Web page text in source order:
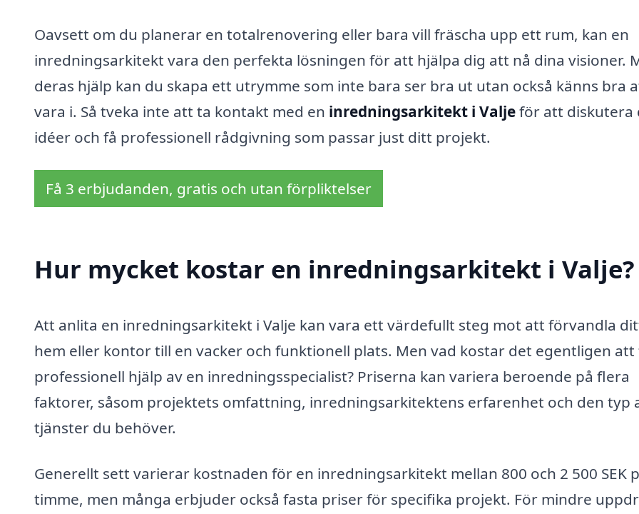
Oavsett om du planerar en totalrenovering eller bara vill fräscha upp ett rum, kan en
inredningsarkitekt vara den perfekta lösningen för att hjälpa dig att nå dina visioner.
deras hjälp kan du skapa ett utrymme som inte bara ser bra ut utan också känns bra
vara i. Så tveka inte att ta kontakt med en inredningsarkitekt i Valjeför att diskutera
idéer och få professionell rådgivning som passar just ditt projekt.
Få 3 erbjudanden, gratis och utan förpliktelser
Hur mycket kostar en inredningsarkitekt i Valje?
Att anlita en inredningsarkitekt i Valje kan vara ett värdefullt steg mot att förvandla
hem eller kontor till en vacker och funktionell plats. Men vad kostar det egentligen att
professionell hjälp av en inredningsspecialist? Priserna kan variera beroende på flera
faktorer, såsom projektets omfattning, inredningsarkitektens erfarenhet och den typ
tjänster du behöver.
Generellt sett varierar kostnaden för en inredningsarkitekt mellan 800 och 2 500 SEK
timme, men många erbjuder också fasta priser för specifika projekt. För mindre